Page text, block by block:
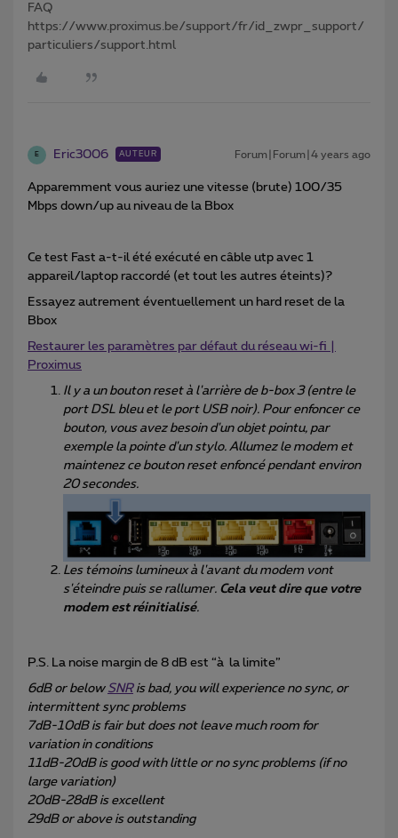
FAQ
https://www.proximus.be/support/fr/id_zwpr_support/
particuliers/support.html
E Eric3006 AUTEUR Forum|Forum|4 years ago
Apparemment vous auriez une vitesse (brute) 100/35
Mbps down/up au niveau de la Bbox
Ce test Fast a-t-il été exécuté en câble utp avec 1
appareil/laptop raccordé (et tout les autres éteints)?
Essayez autrement éventuellement un hard reset de la
Bbox
Restaurer les paramètres par défaut du réseau wi-fi |
Proximus
Il y a un bouton reset à l'arrière de b-box 3 (entre le
port DSL bleu et le port USB noir). Pour enfoncer ce
bouton, vous avez besoin d'un objet pointu, par
exemple la pointe d'un stylo. Allumez le modem et
maintenez ce bouton reset enfoncé pendant environ
20 secondes.
Les témoins lumineux à l'avant du modem vont
s'éteindre puis se rallumer. Cela veut dire que votre
modem est réinitialisé.
P.S. La noise margin de 8 dB est “à la limite”
6dB or below SNRis bad, you will experience no sync, or
intermittent sync problems
7dB-10dB is fair but does not leave much room for
variation in conditions
11dB-20dB is good with little or no sync problems (if no
large variation)
20dB-28dB is excellent
29dB or above is outstanding